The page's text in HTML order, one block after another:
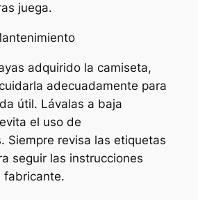
juega.
adquirido la camiseta,
adecuadamente para
útil. Lávalas a baja
el uso de
Siempre revisa las etiquetas
seguir las instrucciones
fabricante.